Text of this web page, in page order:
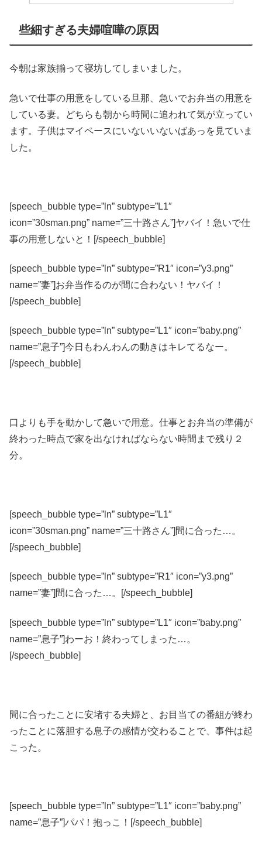
些細すぎる夫婦喧嘩の原因
今朝は家族揃って寝坊してしまいました。
急いで仕事の用意をしている旦那、急いでお弁当の用意を
している妻。どちらも朝から時間に追われて気が立ってい
ます。子供はマイペースにいないいないばあっを見ていま
した。
[speech_bubble type=”ln” subtype=”L1″
icon=”30sman.png” name=”三十路さん”]ヤバイ！急いで仕
事の用意しないと！[/speech_bubble]
[speech_bubble type=”ln” subtype=”R1″ icon=”y3.png”
name=”妻”]お弁当作るのが間に合わない！ヤバイ！
[/speech_bubble]
[speech_bubble type=”ln” subtype=”L1″ icon=”baby.png”
name=”息子”]今日もわんわんの動きはキレてるなー。
[/speech_bubble]
口よりも手を動かして急いで用意。仕事とお弁当の準備が
終わった時点で家を出なければならない時間まで残り２
分。
[speech_bubble type=”ln” subtype=”L1″
icon=”30sman.png” name=”三十路さん”]間に合った…。
[/speech_bubble]
[speech_bubble type=”ln” subtype=”R1″ icon=”y3.png”
name=”妻”]間に合った…。[/speech_bubble]
[speech_bubble type=”ln” subtype=”L1″ icon=”baby.png”
name=”息子”]わーお！終わってしまった…。
[/speech_bubble]
間に合ったことに安堵する夫婦と、お目当ての番組が終わ
ったことに落胆する息子の感情が交わることで、事件は起
こった。
[speech_bubble type=”ln” subtype=”L1″ icon=”baby.png”
name=”息子”]パパ！抱っこ！[/speech_bubble]